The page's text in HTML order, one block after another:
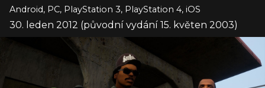
Android, PC, PlayStation 3, PlayStation 4, iOS
30. leden 2012 (původní vydání 15. květen 2003)